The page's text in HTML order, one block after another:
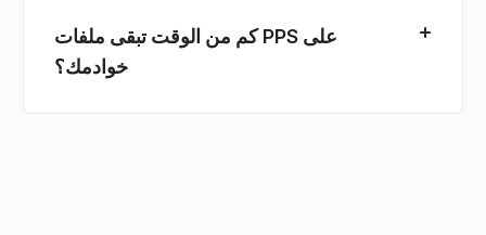
كم من الوقت تبقى ملفات PPS على
خوادمك؟